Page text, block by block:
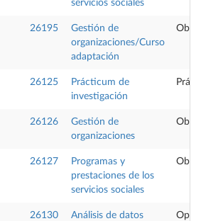
servicios sociales
26195
Gestión de
organizaciones/Curso
adaptación
26125
Prácticum de
investigación
26126
Gestión de
organizaciones
26127
Programas y
prestaciones de los
servicios sociales
26130
Análisis de datos